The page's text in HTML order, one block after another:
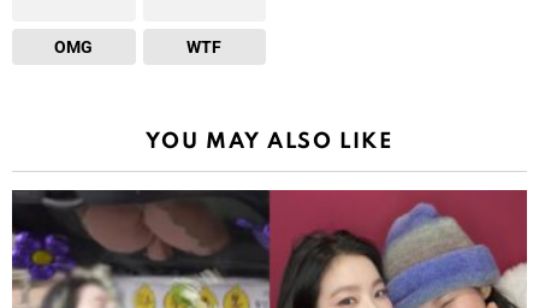
OMG WTF
YOU MAY ALSO LIKE